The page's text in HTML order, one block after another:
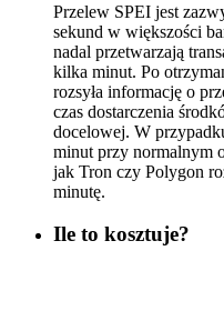
Przelew SPEI jest
sekund w większości
nadal przetwarzają
kilka minut. Po
rozsyła informację o
czas dostarczenia
docelowej. W
minut przy normalnym
jak Tron czy Polygon
minutę.
Ile to kosztuje?